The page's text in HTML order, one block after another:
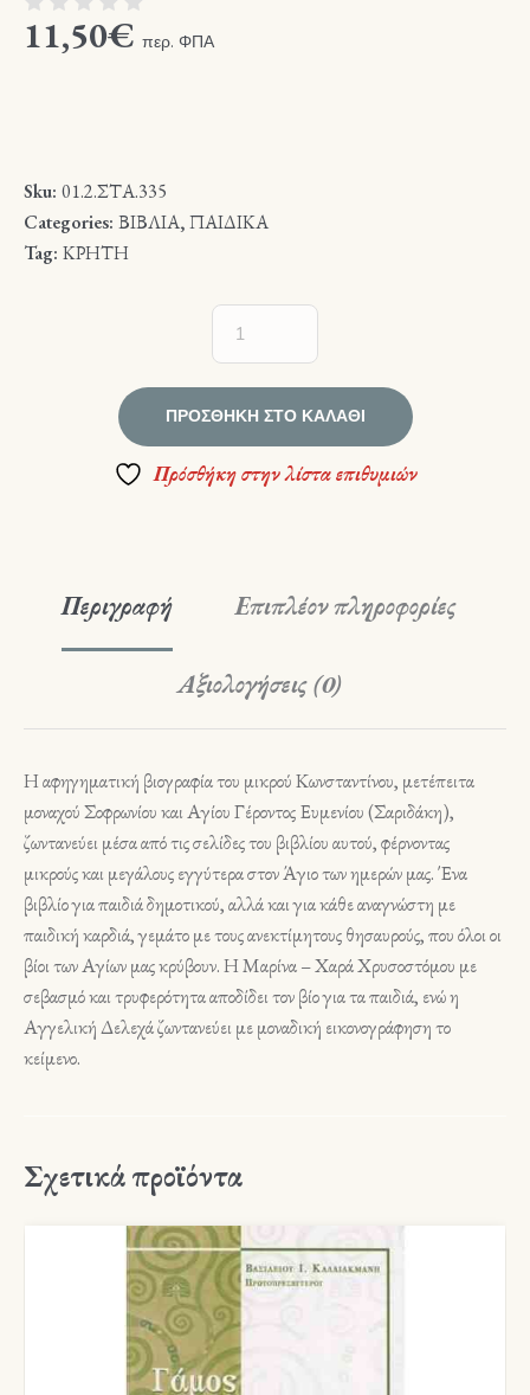
11,50€ περ. ΦΠΑ
Sku: 01.2.ΣΤΑ.335
Categories: ΒΙΒΛΙΑ,ΠΑΙΔΙΚΑ
Tag: ΚΡΗΤΗ
ΠΡΟΣΘΉΚΗ ΣΤΟ ΚΑΛΆΘΙ
Πρόσθήκη στην λίστα επιθυμιών
Περιγραφή Επιπλέον πληροφορίες
Αξιολογήσεις (0)
Η αφηγηματική βιογραφία του μικρού Κωνσταντίνου, μετέπειτα
μοναχού Σοφρωνίου και Αγίου Γέροντος Ευμενίου (Σαριδάκη),
ζωντανεύει μέσα από τις σελίδες του βιβλίου αυτού, φέρνοντας
μικρούς και μεγάλους εγγύτερα στον Άγιο των ημερών μας. Ένα
βιβλίο για παιδιά δημοτικού, αλλά και για κάθε αναγνώστη με
παιδική καρδιά, γεμάτο με τους ανεκτίμητους θησαυρούς, που όλοι οι
βίοι των Αγίων μας κρύβουν. Η Μαρίνα – Χαρά Χρυσοστόμου με
σεβασμό και τρυφερότητα αποδίδει τον βίο για τα παιδιά, ενώ η
Αγγελική Δελεχά ζωντανεύει με μοναδική εικονογράφηση το
κείμενο.
Σχετικά προϊόντα